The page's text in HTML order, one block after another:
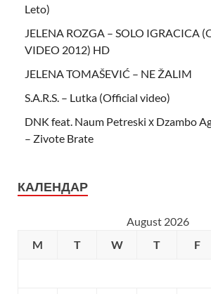
Leto)
JELENA ROZGA – SOLO IGRACICA
VIDEO 2012) HD
JELENA TOMAŠEVIĆ – NE ŽALIM
S.A.R.S. – Lutka (Official video)
DNK feat. Naum Petreski х Dzambo
– Zivote Brate
КАЛЕНДАР
August 2026
M
T W T F